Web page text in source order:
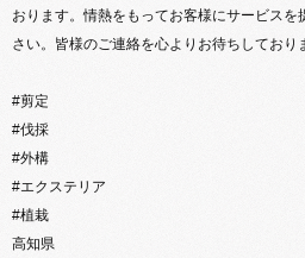
おります。情熱をもってお客様にサービス
さい。皆様のご連絡を心よりお待ちしており
#剪定
#伐採
#外構
#エクステリア
#植栽
高知県